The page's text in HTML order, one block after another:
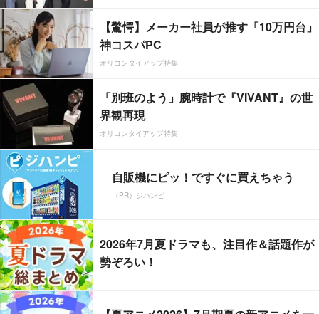
【驚愕】メーカー社員が推す「10万円台」
神コスパPC
オリコンタイアップ特集
「別班のよう」腕時計で『VIVANT』の世
界観再現
オリコンタイアップ特集
自販機にピッ！ですぐに買えちゃう
（PR）ジハンピ
2026年7月夏ドラマも、注目作＆話題作が
勢ぞろい！